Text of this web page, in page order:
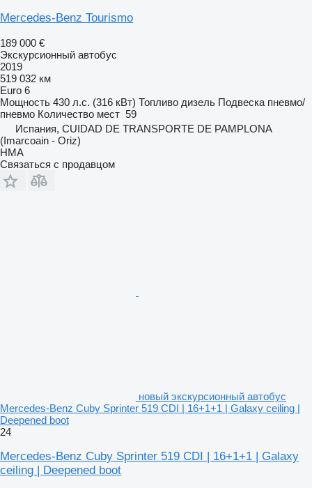
Mercedes-Benz Tourismo
189 000 €
Экскурсионный автобус
2019
519 032 км
Euro 6
Мощность 430 л.с. (316 кВт) Топливо дизель Подвеска пневмо/
пневмо Количество мест 59
Испания, CUIDAD DE TRANSPORTE DE PAMPLONA
(Imarcoain - Oriz)
HMA
Связаться с продавцом
новый экскурсионный автобус
Mercedes-Benz Cuby Sprinter 519 CDI | 16+1+1 | Galaxy ceiling |
Deepened boot
24
Mercedes-Benz Cuby Sprinter 519 CDI | 16+1+1 | Galaxy
ceiling | Deepened boot